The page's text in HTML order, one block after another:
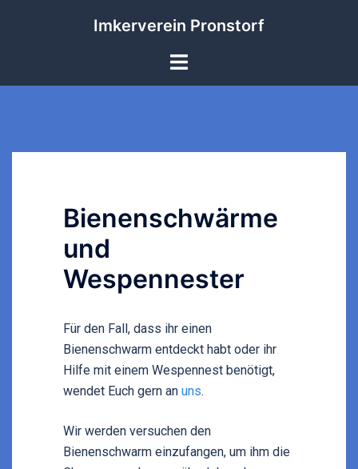
Imkerverein Pronstorf
Menü
Bienenschwärme
und
Wespennester
Für den Fall, dass ihr einen
Bienenschwarm entdeckt habt oder ihr
Hilfe mit einem Wespennest benötigt,
wendet Euch gern an uns.
Wir werden versuchen den
Bienenschwarm einzufangen, um ihm die